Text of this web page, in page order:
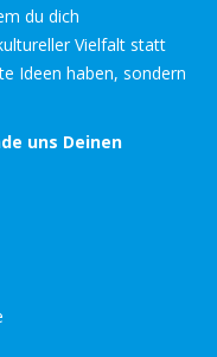
du dich
Vielfalt statt
Ideen haben, sondern
uns Deinen